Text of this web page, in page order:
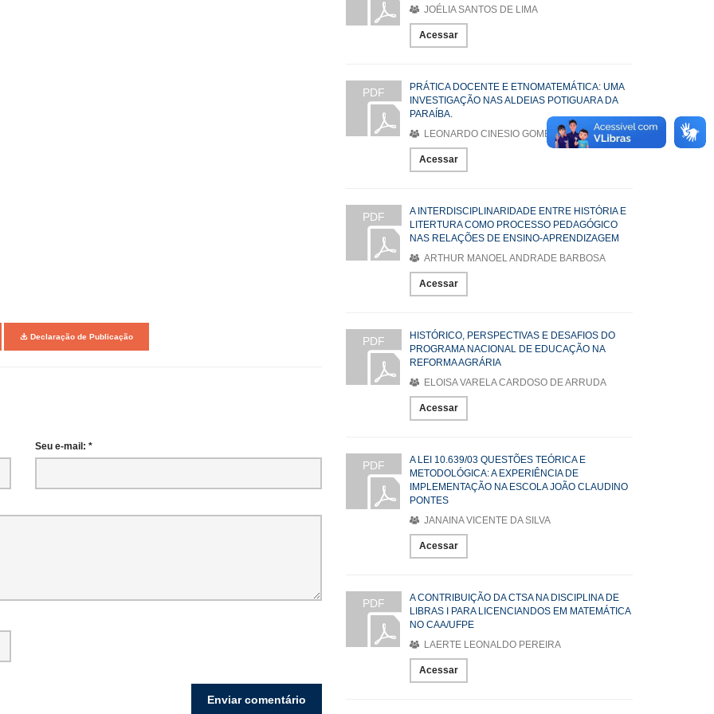
Declaração de Publicação
Seu e-mail: *
JOÉLIA SANTOS DE LIMA
Acessar
PDF
PRÁTICA DOCENTE E ETNOMATEMÁTICA: UMA
INVESTIGAÇÃO NAS ALDEIAS POTIGUARA DA
PARAÍBA.
LEONARDO CINESIO GOMES
Acessar
PDF
A INTERDISCIPLINARIDADE ENTRE HISTÓRIA E
LITERTURA COMO PROCESSO PEDAGÓGICO
NAS RELAÇÕES DE ENSINO-APRENDIZAGEM
ARTHUR MANOEL ANDRADE BARBOSA
Acessar
PDF
HISTÓRICO, PERSPECTIVAS E DESAFIOS DO
PROGRAMA NACIONAL DE EDUCAÇÃO NA
REFORMA AGRÁRIA
ELOISA VARELA CARDOSO DE ARRUDA
Acessar
PDF
A LEI 10.639/03 QUESTÕES TEÓRICA E
METODOLÓGICA: A EXPERIÊNCIA DE
IMPLEMENTAÇÃO NA ESCOLA JOÃO CLAUDINO
PONTES
JANAINA VICENTE DA SILVA
Acessar
PDF
A CONTRIBUIÇÃO DA CTSA NA DISCIPLINA DE
LIBRAS I PARA LICENCIANDOS EM MATEMÁTICA
NO CAA/UFPE
LAERTE LEONALDO PEREIRA
Acessar